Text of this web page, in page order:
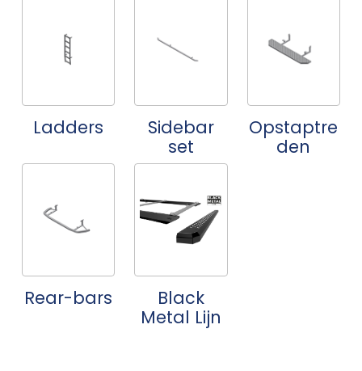
Ladders
Sidebar
set
Opstaptre
den
Rear-bars
Black
Metal Lijn